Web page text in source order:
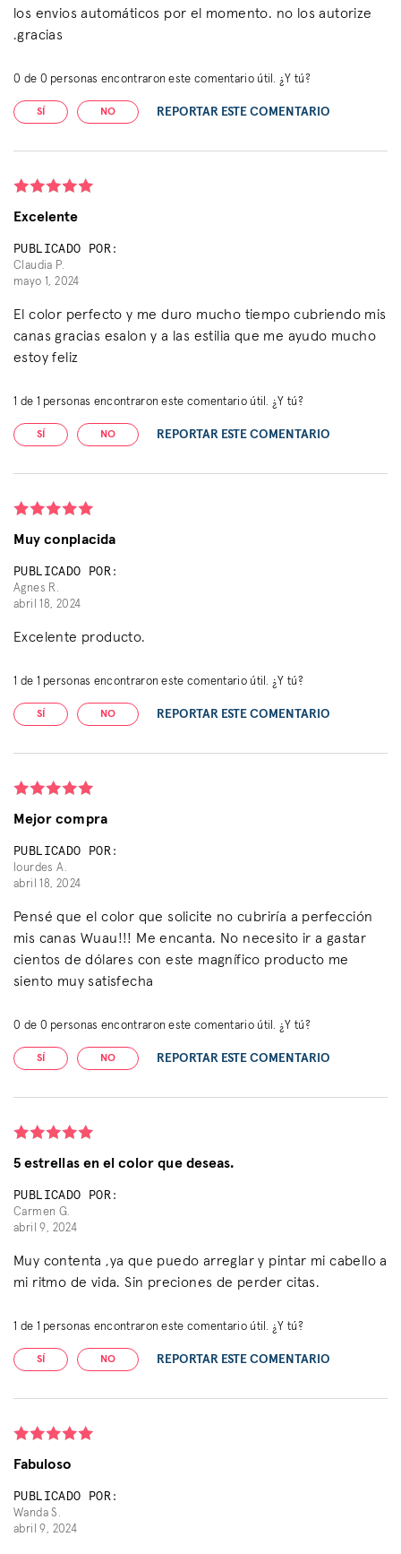
los envios automáticos por el momento. no los autorize
.gracias
0 de 0 personas encontraron este comentario útil. ¿Y tú?
SÍ NO REPORTAR ESTE COMENTARIO
Excelente
PUBLICADO POR:
Claudia P.
mayo 1, 2024
El color perfecto y me duro mucho tiempo cubriendo mis
canas gracias esalon y a las estilia que me ayudo mucho
estoy feliz
1 de 1 personas encontraron este comentario útil. ¿Y tú?
SÍ NO REPORTAR ESTE COMENTARIO
Muy conplacida
PUBLICADO POR:
Agnes R.
abril 18, 2024
Excelente producto.
1 de 1 personas encontraron este comentario útil. ¿Y tú?
SÍ NO REPORTAR ESTE COMENTARIO
Mejor compra
PUBLICADO POR:
lourdes A.
abril 18, 2024
Pensé que el color que solicite no cubriría a perfección
mis canas Wuau!!! Me encanta. No necesito ir a gastar
cientos de dólares con este magnífico producto me
siento muy satisfecha
0 de 0 personas encontraron este comentario útil. ¿Y tú?
SÍ NO REPORTAR ESTE COMENTARIO
5 estrellas en el color que deseas.
PUBLICADO POR:
Carmen G.
abril 9, 2024
Muy contenta ,ya que puedo arreglar y pintar mi cabello a
mi ritmo de vida. Sin preciones de perder citas.
1 de 1 personas encontraron este comentario útil. ¿Y tú?
SÍ NO REPORTAR ESTE COMENTARIO
Fabuloso
PUBLICADO POR:
Wanda S.
abril 9, 2024